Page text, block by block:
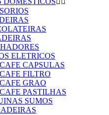
ELETRICOS
CAPSULAS
FILTRO
GRAO
PASTILHAS
SUMOS